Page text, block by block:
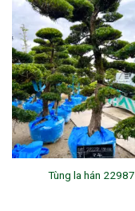
Tùng la hán 22987